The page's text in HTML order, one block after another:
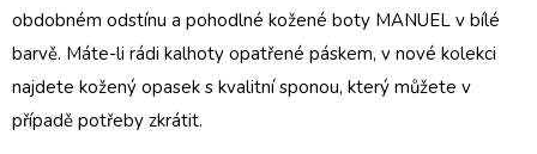
obdobném odstínu a pohodlné kožené boty MANUEL v bílé
barvě. Máte-li rádi kalhoty opatřené páskem, v nové kolekci
najdete kožený opasek s kvalitní sponou, který můžete v
případě potřeby zkrátit.